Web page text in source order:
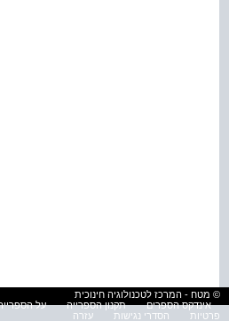
© מטח - המרכז לטכנולוגיה חינוכית
אינדקס הספרים
תקנון הספרייה על
פרטיות
הסדרי נגישות עזרה